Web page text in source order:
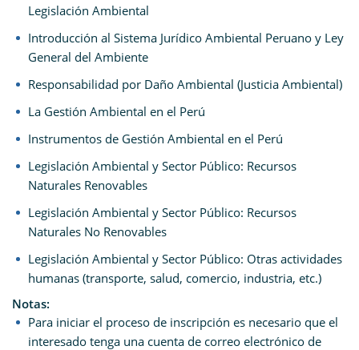
Legislación Ambiental
Introducción al Sistema Jurídico Ambiental Peruano y Ley
General del Ambiente
Responsabilidad por Daño Ambiental (Justicia Ambiental)
La Gestión Ambiental en el Perú
Instrumentos de Gestión Ambiental en el Perú
Legislación Ambiental y Sector Público: Recursos
Naturales Renovables
Legislación Ambiental y Sector Público: Recursos
Naturales No Renovables
Legislación Ambiental y Sector Público: Otras actividades
humanas (transporte, salud, comercio, industria, etc.)
Notas:
Para iniciar el proceso de inscripción es necesario que el
interesado tenga una cuenta de correo electrónico de